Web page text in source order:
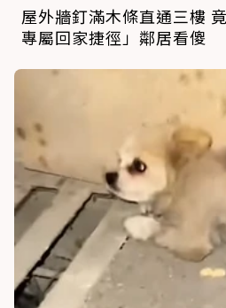
屋外牆釘滿木條直通三樓
專屬回家捷徑」鄰居看傻